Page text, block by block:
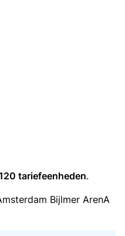
tariefeenheden.
Bijlmer ArenA